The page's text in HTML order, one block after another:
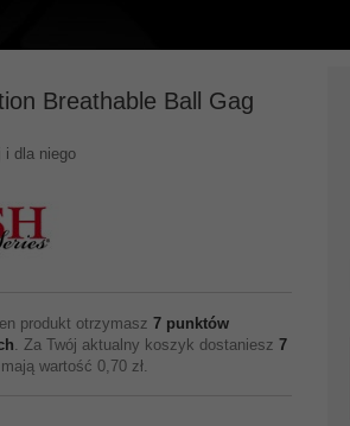
Breathable Ball Gag
i dla niego
produkt otrzymasz 7 punktów
. Za Twój aktualny koszyk dostaniesz 7
wartość 0,70 zł.